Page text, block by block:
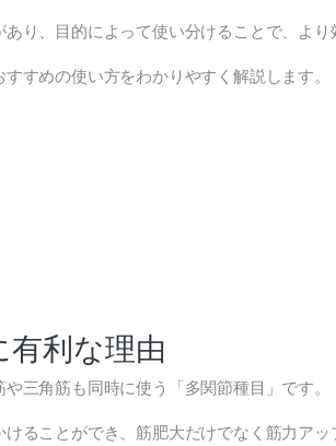
り、目的によって使い分けることで、より
すめの使い方をわかりやすく解説します。
利な理由
三角筋も同時に使う「多関節種目」です。
ることができ、筋肥大だけでなく筋力アッ